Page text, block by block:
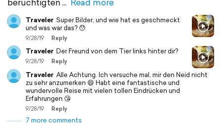
Traveler Super Bilder, und wie hat es geschmeckt
und was war das? 😯
9/28/19 Reply
Traveler Der Freund von dem Tier links hinter dir?
9/28/19 Reply
Traveler Alle Achtung. Ich versuche mal, mir den Neid nicht
zu sehr anzumerken 😄 Habt eine fantastische und
wundervolle Reise mit vielen tollen Eindrücken und
Erfahrungen 😘
9/28/19 Reply
7 more comments